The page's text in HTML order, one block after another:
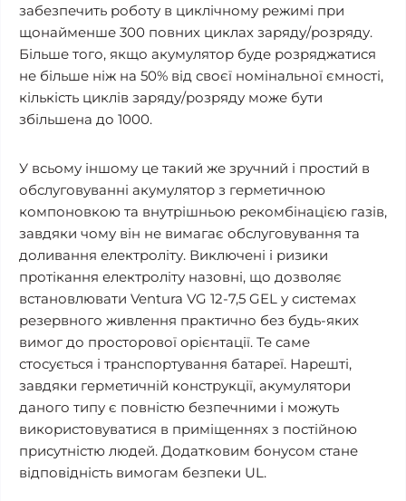
забезпечить роботу в циклічному режимі при
щонайменше 300 повних циклах заряду/розряду.
Більше того, якщо акумулятор буде розряджатися
не більше ніж на 50% від своєї номінальної ємності,
кількість циклів заряду/розряду може бути
збільшена до 1000.
У всьому іншому це такий же зручний і простий в
обслуговуванні акумулятор з герметичною
компоновкою та внутрішньою рекомбінацією газів,
завдяки чому він не вимагає обслуговування та
доливання електроліту. Виключені і ризики
протікання електроліту назовні, що дозволяє
встановлювати Ventura VG 12-7,5 GEL у системах
резервного живлення практично без будь-яких
вимог до просторової орієнтації. Те саме
стосується і транспортування батареї. Нарешті,
завдяки герметичній конструкції, акумулятори
даного типу є повністю безпечними і можуть
використовуватися в приміщеннях з постійною
присутністю людей. Додатковим бонусом стане
відповідність вимогам безпеки UL.